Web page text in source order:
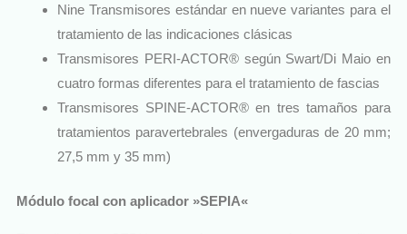
Nine Transmisores estándar en nueve variantes para el
tratamiento de las indicaciones clásicas
Transmisores PERI-ACTOR® según Swart/Di Maio en
cuatro formas diferentes para el tratamiento de fascias
Transmisores SPINE-ACTOR® en tres tamaños para
tratamientos paravertebrales (envergaduras de 20 mm;
27,5 mm y 35 mm)
Módulo focal con aplicador »SEPIA«